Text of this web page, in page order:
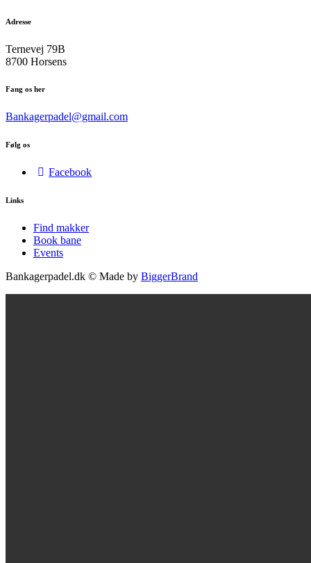
Adresse
Ternevej 79B
8700 Horsens
Fang os her
Bankagerpadel@gmail.com
Følg os
Facebook
Links
Find makker
Book bane
Events
Bankagerpadel.dk © Made by BiggerBrand